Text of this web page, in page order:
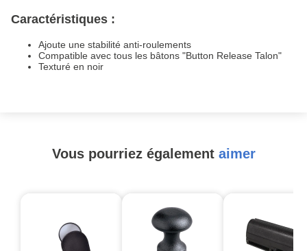
Caractéristiques :
Ajoute une stabilité anti-roulements
Compatible avec tous les bâtons "Button Release Talon"
Texturé en noir
Vous pourriez également aimer